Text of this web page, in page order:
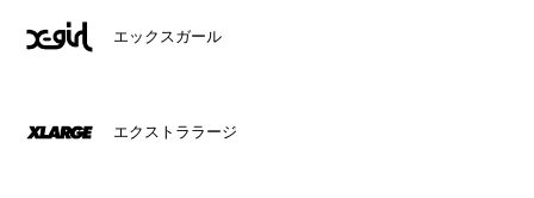
エックスガール
エクストララージ